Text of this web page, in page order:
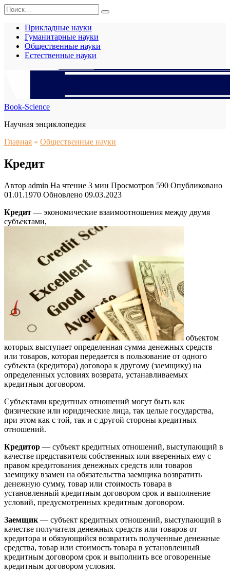
Перейти
к
содержанию
Search
for:
Прикладные науки
Гуманитарные науки
Общественные науки
Естественные науки
Book-Science
Научная энциклопедия
Главная » Общественные науки
Кредит
Автор admin На чтение 3 мин Просмотров 590 Опубликовано
01.01.1970 Обновлено 09.03.2023
Кредит — экономические взаимоотношения между двумя
субъектами,
объектом
которых выступает определенная сумма денежных средств
или товаров, которая передается в пользование от одного
субъекта (кредитора) договора к другому (заемщику) на
определенных условиях возврата, устанавливаемых
кредитным договором.
Субъектами кредитных отношений могут быть как
физические или юридические лица, так целые государства,
при этом как с той, так и с другой стороны кредитных
отношений.
Кредитор — субъект кредитных отношений, выступающий в
качестве представителя собственных или вверенных ему с
правом кредитования денежных средств или товаров
заемщику взамен на обязательства заемщика возвратить
денежную сумму, товар или стоимость товара в
установленный кредитным договором срок и выполнение
условий, предусмотренных кредитным договором.
Заемщик — субъект кредитных отношений, выступающий в
качестве получателя денежных средств или товаров от
кредитора и обязующийся возвратить полученные денежные
средства, товар или стоимость товара в установленный
кредитным договором срок и выполнить все оговоренные
кредитным договором условия.